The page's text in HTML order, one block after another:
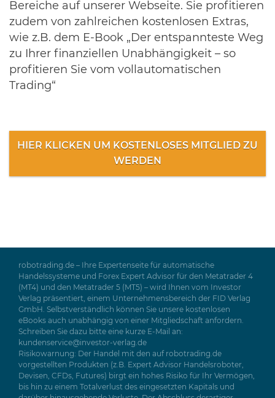
Bereiche auf unserer Webseite. Sie profitieren
zudem von zahlreichen kostenlosen Extras,
wie z.B. dem E-Book „Der entspannteste Weg
zu Ihrer finanziellen Unabhängigkeit – so
profitieren Sie vom vollautomatischen
Trading“
HIER KLICKEN UM KOSTENLOSES MITGLIED ZU
WERDEN
robotrading.de – Ihre Expertenseite für automatische
Handelssysteme und Forex Expert Advisor für den Metatrader 4
(MT4) und den Metatrader 5 (MT5) – wird Ihnen vom Investor
Verlag präsentiert, einem Unternehmensbereich der FID Verlag
GmbH. Selbstverständlich können Sie unsere kostenlosen
eBooks auch unabhängig von einer Mitgliedschaft anfordern.
Schreiben Sie dazu bitte eine kurze E-Mail an:
kundenservice@investor-verlag.de
Risikowarnung: Der Handel mit den auf robotrading.de
vorgestellten Produkten (z.B. Expert Advisor Handelsroboter,
Devisen, CFDs, Futures) birgt ein hohes Risiko für Ihr Vermögen,
bis hin zu einem Totalverlust des eingesetzten Kapitals und